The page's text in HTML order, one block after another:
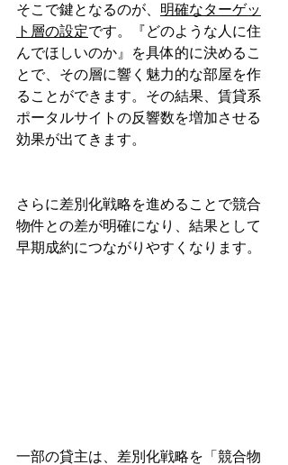
そこで鍵となるのが、 明確なターゲッ
ト層の設定です。『どのような人に住
んでほしいのか』を具体的に決めるこ
とで、その層に響く魅力的な部屋を作
ることができます。その結果、賃貸系
ポータルサイトの反響数を増加させる
効果が出てきます。
さらに差別化戦略を進めることで競合
物件との差が明確になり、結果として
早期成約につながりやすくなります。
一部の貸主は、差別化戦略を「競合物